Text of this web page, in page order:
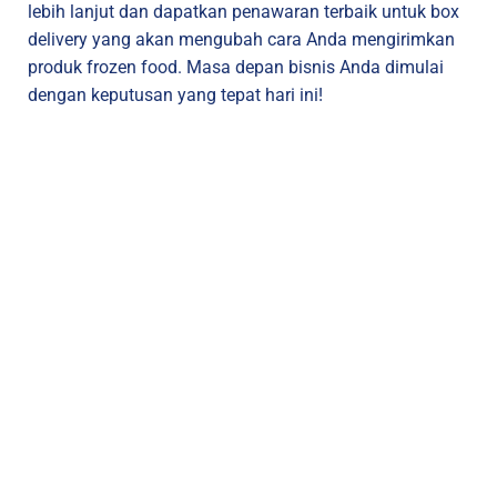
lebih lanjut dan dapatkan penawaran terbaik untuk box
delivery yang akan mengubah cara Anda mengirimkan
produk frozen food. Masa depan bisnis Anda dimulai
dengan keputusan yang tepat hari ini!